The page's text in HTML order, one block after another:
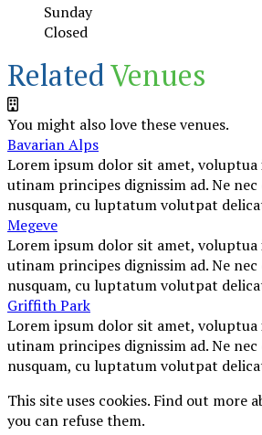
Sunday
Closed
RelatedVenues
You might also love these venues.
Bavarian Alps
Lorem ipsum dolor sit amet, voluptua
utinam principes dignissim ad. Ne
nusquam, cu luptatum volutpat
Megeve
Lorem ipsum dolor sit amet, voluptua
utinam principes dignissim ad. Ne
nusquam, cu luptatum volutpat
Griffith Park
Lorem ipsum dolor sit amet, voluptua
utinam principes dignissim ad. Ne
nusquam, cu luptatum volutpat
This site uses cookies. Find out more
you can refuse them.